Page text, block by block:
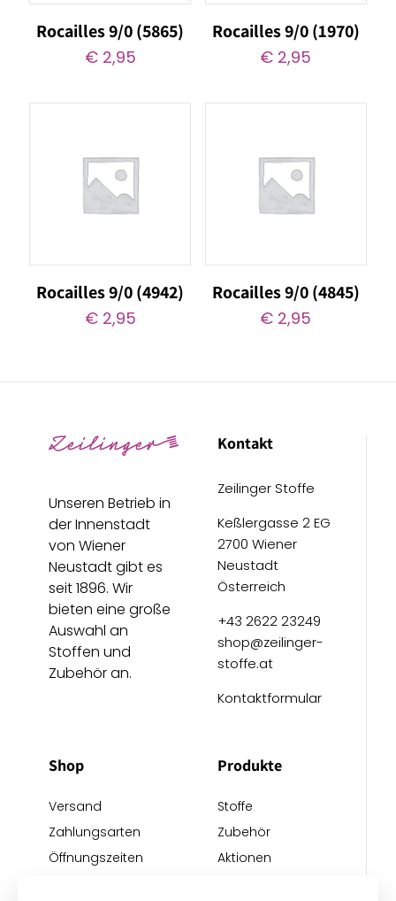
Rocailles 9/0 (5865)
€2,95
Rocailles 9/0 (1970)
€ 2,95
Rocailles 9/0 (4942)
€2,95
Rocailles 9/0 (4845)
€ 2,95
Unseren Betrieb in
der Innenstadt
von Wiener
Neustadt gibt es
seit 1896. Wir
bieten eine große
Auswahl an
Stoffen und
Zubehör an.
Kontakt
Zeilinger Stoffe
Keßlergasse 2 EG
2700 Wiener
Neustadt
Österreich
+43 2622 23249
shop@zeilinger-
stoffe.at
Kontaktformular
Shop
Versand
Zahlungsarten
Öffnungszeiten
Produkte
Stoffe
Zubehör
Aktionen